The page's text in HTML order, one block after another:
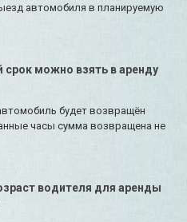
автомобиля в планируемую
можно взять в аренду
будет возвращён
часы сумма возвращена не
водителя для аренды